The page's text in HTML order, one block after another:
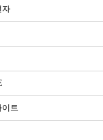
자
이트